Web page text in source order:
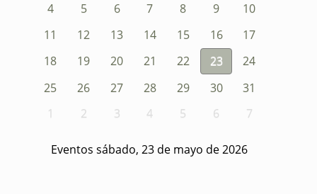
4
5 6 7 8 9
10
11
12 13 14 15 16
17
18
19 20 21 22 23
24
25
26 27 28 29 30
31
1
2 3 4 5 6 7
Eventos sábado, 23 de mayo de 2026